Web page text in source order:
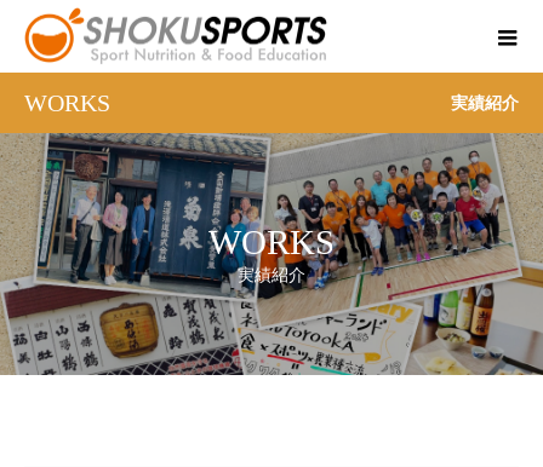
WORKS 実績紹介
WORKS
実績紹介